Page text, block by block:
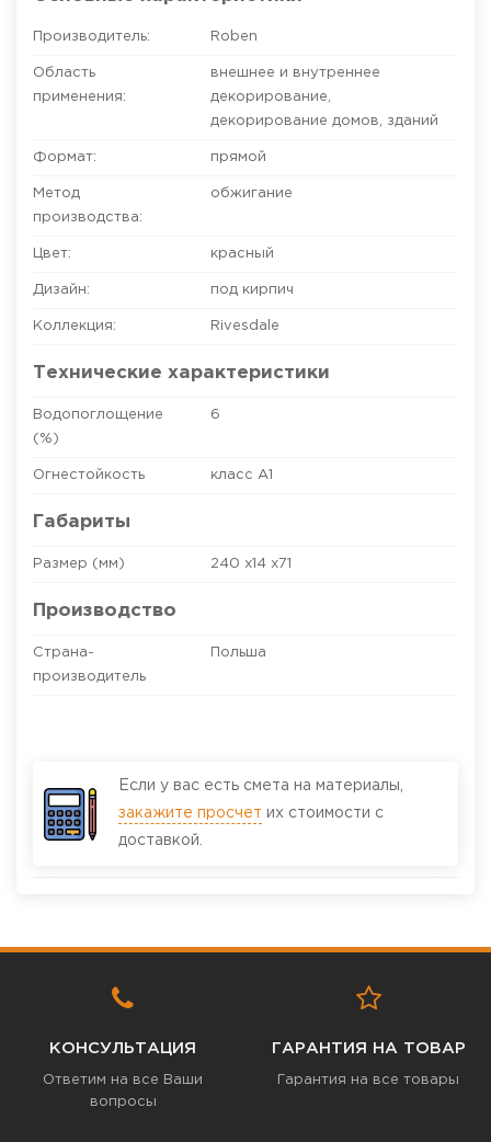
Производитель: Roben
Область
применения:
внешнее и внутреннее
декорирование
декорирование домов, зданий
Формат: прямой
Метод
производства:
обжигание
Цвет: красный
Дизайн: под кирпич
Коллекция: Rivesdale
Технические характеристики
Водопоглощение
(%)
6
Огнестойкость класс A1
Габариты
Размер (мм) 240 x14 x71
Производство
Страна-
производитель
Польша
Если у вас есть смета на материалы,
закажите просчет их стоимости с
доставкой.
КОНСУЛЬТАЦИЯ
Ответим на все Ваши
вопросы
ГАРАНТИЯ НА ТОВАР
Гарантия на все товары